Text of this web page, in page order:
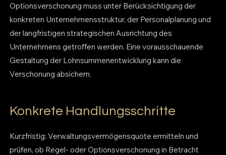
Optionsverschonung muss unter Berücksichtigung der
konkreten Unternehmensstruktur, der Personalplanung und
der langfristigen strategischen Ausrichtung des
Unternehmens getroffen werden. Eine vorausschauende
Gestaltung der Lohnsummenentwicklung kann die
Verschonung absichern.
Konkrete Handlungsschritte
Kurzfristig: Verwaltungsvermögensquote ermitteln und
prüfen, ob Regel- oder Optionsverschonung in Betracht